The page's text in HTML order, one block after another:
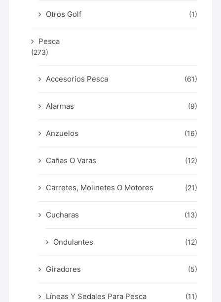
Otros Golf (1)
Pesca
(273)
Accesorios Pesca (61)
Alarmas (9)
Anzuelos (16)
Cañas O Varas (12)
Carretes, Molinetes O Motores (21)
Cucharas (13)
Ondulantes (12)
Giradores (5)
Líneas Y Sedales Para Pesca (11)